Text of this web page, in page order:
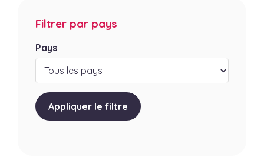
Filtrer par pays
Pays
Appliquer le filtre